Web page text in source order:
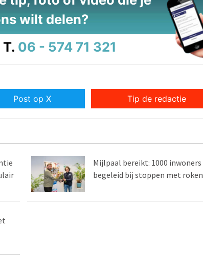
wilt delen?
T. 06 - 574 71 321
Post op X Tip de redactie
Mijlpaal bereikt: 1000 inwoners
begeleid bij stoppen met roken